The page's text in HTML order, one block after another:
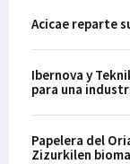
Acicae reparte
Ibernova y
para una
Papelera del
Zizurkilen